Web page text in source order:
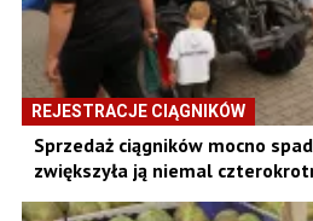
REJESTRACJE CIĄGNIKÓW
Sprzedaż ciągników mocno
zwiększyła ją niemal